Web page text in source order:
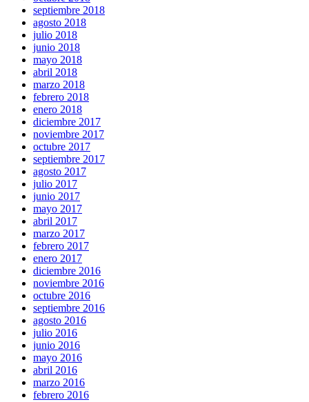
septiembre 2018
agosto 2018
julio 2018
junio 2018
mayo 2018
abril 2018
marzo 2018
febrero 2018
enero 2018
diciembre 2017
noviembre 2017
octubre 2017
septiembre 2017
agosto 2017
julio 2017
junio 2017
mayo 2017
abril 2017
marzo 2017
febrero 2017
enero 2017
diciembre 2016
noviembre 2016
octubre 2016
septiembre 2016
agosto 2016
julio 2016
junio 2016
mayo 2016
abril 2016
marzo 2016
febrero 2016